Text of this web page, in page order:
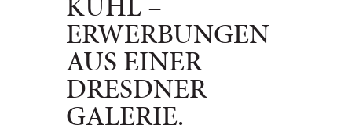
ERWERBUNGEN
AUS EINER
DRESDNER
GALERIE.